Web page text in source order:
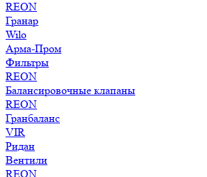
REON
Гранар
Wilo
Арма-Пром
Фильтры
REON
Балансировочные клапаны
REON
Гранбаланс
VIR
Ридан
Вентили
REON